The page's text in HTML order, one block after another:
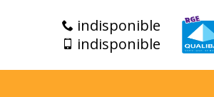
indisponible
indisponible